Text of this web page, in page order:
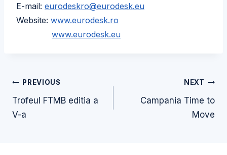
E-mail: eurodeskro@eurodesk.eu
Website: www.eurodesk.ro
www.eurodesk.eu
Navigare
în
articole
PREVIOUS
Trofeul FTMB editia a
V-a
NEXT
Campania Time to
Move